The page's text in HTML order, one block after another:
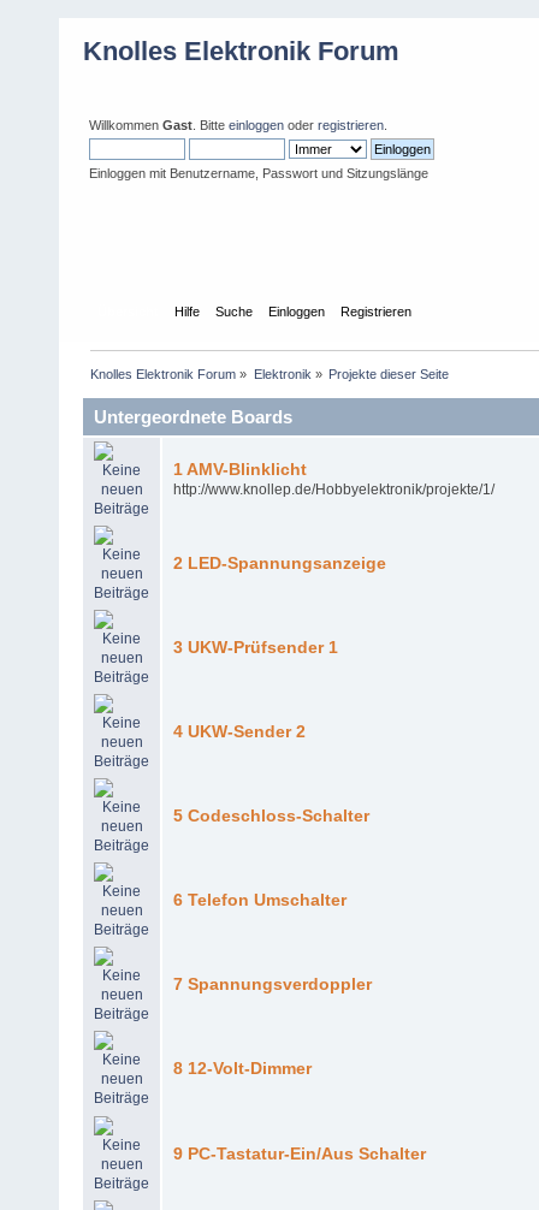
Knolles Elektronik Forum
Willkommen Gast . Bitte einloggen oder registrieren
Einloggen mit Benutzername, Passwort und Sitzungslänge
Hilfe Suche Einloggen Registrieren
Knolles Elektronik Forum » Elektronik » Projekte dieser Seite
Untergeordnete Boards
1 AMV-Blinklicht
http://www.knollep.de/Hobbyelektronik/projekte/1/
2 LED-Spannungsanzeige
3 UKW-Prüfsender 1
4 UKW-Sender 2
5 Codeschloss-Schalter
6 Telefon Umschalter
7 Spannungsverdoppler
8 12-Volt-Dimmer
9 PC-Tastatur-Ein/Aus Schalter